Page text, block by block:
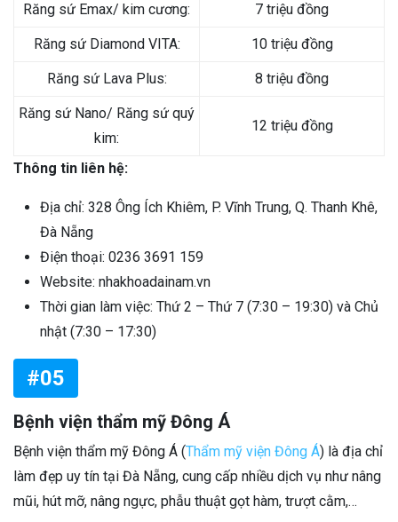
Răng sứ Emax/ kim cương: 7 triệu đồng
Răng sứ Diamond VITA: 10 triệu đồng
Răng sứ Lava Plus: 8 triệu đồng
Răng sứ Nano/ Răng sứ quý
kim:
12 triệu đồng
Thông tin liên hệ:
Địa chỉ: 328 Ông Ích Khiêm, P. Vĩnh Trung, Q. Thanh Khê,
Đà Nẵng
Điện thoại: 0236 3691 159
Website: nhakhoadainam.vn
Thời gian làm việc: Thứ 2 – Thứ 7 (7:30 – 19:30) và Chủ
nhật (7:30 – 17:30)
#05
Bệnh viện thẩm mỹ Đông Á
Bệnh viện thẩm mỹ Đông Á (Thẩm mỹ viện Đông Á) là địa chỉ
làm đẹp uy tín tại Đà Nẵng, cung cấp nhiều dịch vụ như nâng
mũi, hút mỡ, nâng ngực, phẫu thuật gọt hàm, trượt cằm,…